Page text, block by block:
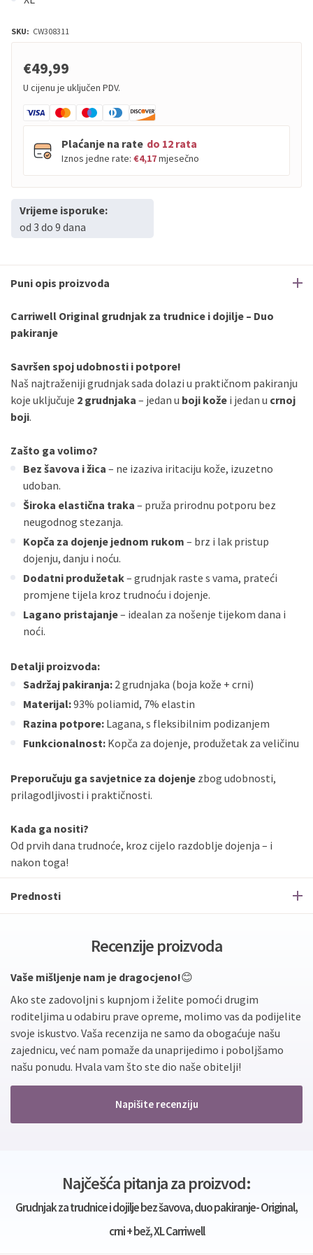
SKU: CW308311
€49,99
U cijenu je uključen PDV.
Plaćanje na rate do 12 rata
Iznos jedne rate: €4,17mjesečno
PBZ
PBZ
Erste
Maestro do12rata
Erste
Sve banke
Master
Sve banke
Maestro
Jednokratno
ECC
Discover Jednokratno
Vrijeme isporuke:
od 3 do 9 dana
Puni opis proizvoda
Carriwell Original grudnjak za trudnice i dojilje – Duo
pakiranje
Savršen spoj udobnosti i potpore!
Naš najtraženiji grudnjak sada dolazi u praktičnom pakiranju
koje uključuje 2 grudnjaka – jedan u boji kože i jedan u crnoj
boji.
Zašto ga volimo?
Bez šavova i žica – ne izaziva iritaciju kože, izuzetno
udoban.
Široka elastična traka – pruža prirodnu potporu bez
neugodnog stezanja.
Kopča za dojenje jednom rukom – brz i lak pristup
dojenju, danju i noću.
Dodatni produžetak– grudnjak raste s vama, prateći
promjene tijela kroz trudnoću i dojenje.
Lagano pristajanje– idealan za nošenje tijekom dana i
noći.
Detalji proizvoda:
Sadržaj pakiranja: 2 grudnjaka (boja kože + crni)
Materijal:93% poliamid, 7% elastin
Razina potpore: Lagana, s fleksibilnim podizanjem
Funkcionalnost: Kopča za dojenje, produžetak za veličinu
Preporučuju ga savjetnice za dojenje zbog udobnosti,
prilagodljivosti i praktičnosti.
Kada ga nositi?
Od prvih dana trudnoće, kroz cijelo razdoblje dojenja – i
nakon toga!
Prednosti
Recenzije proizvoda
Vaše mišljenje nam je dragocjeno!😊
Ako ste zadovoljni s kupnjom i želite pomoći drugim
roditeljima u odabiru prave opreme, molimo vas da podijelite
svoje iskustvo. Vaša recenzija ne samo da obogaćuje našu
zajednicu, već nam pomaže da unaprijedimo i poboljšamo
našu ponudu. Hvala vam što ste dio naše obitelji!
Napišite recenziju
Najčešća pitanja za proizvod:
Grudnjak za trudnice i dojilje bez šavova, duo pakiranje- Original,
crni + bež, XL Carriwell